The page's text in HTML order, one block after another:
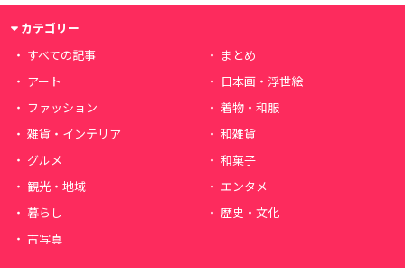
カテゴリー
すべての記事
まとめ
アート
日本画・浮世絵
ファッション
着物・和服
雑貨・インテリア
和雑貨
グルメ
和菓子
観光・地域
エンタメ
暮らし
歴史・文化
古写真